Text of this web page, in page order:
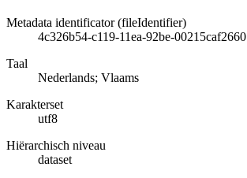
Metadata identificator (fileIdentifier)
4c326b54-c119-11ea-92be-00215caf2660
Taal
Nederlands; Vlaams
Karakterset
utf8
Hiërarchisch niveau
dataset